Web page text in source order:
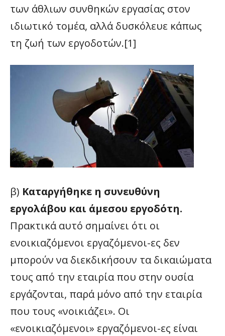
των άθλιων συνθηκών εργασίας στον
ιδιωτικό τομέα, αλλά δυσκόλευε κάπως
τη ζωή των εργοδοτών.[1]
β) Καταργήθηκε η συνευθύνη
εργολάβου και άμεσου εργοδότη.
Πρακτικά αυτό σημαίνει ότι οι
ενοικιαζόμενοι εργαζόμενοι-ες δεν
μπορούν να διεκδικήσουν τα δικαιώματα
τους από την εταιρία που στην ουσία
εργάζονται, παρά μόνο από την εταιρία
που τους «νοικιάζει». Οι
«ενοικιαζόμενοι» εργαζόμενοι-ες είναι